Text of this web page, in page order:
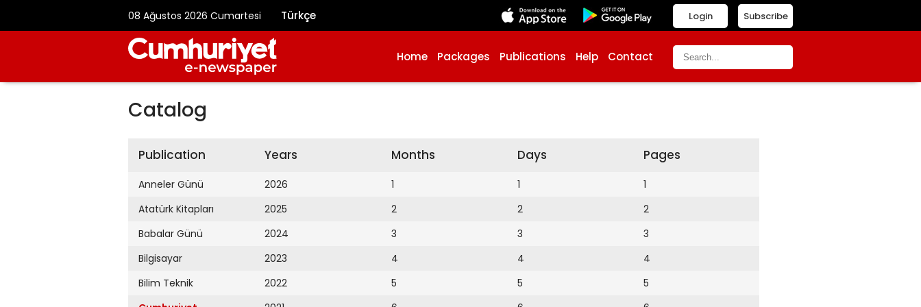
08 Ağustos 2026 Cumartesi Türkçe Subscribe
Login
Home Packages Publications Help Contact
Catalog
Publication
Anneler Günü
Atatürk Kitapları
Babalar Günü
Bilgisayar
Bilim Teknik
Years
2026
2025
2024
2023
2022
Months
1
2
3
4
5
Days
1
2
3
4
5
Pages
1
2
3
4
5